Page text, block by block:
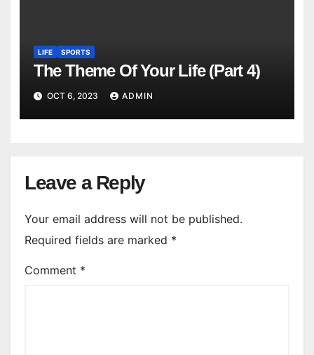
LIFE SPORTS
The Theme Of Your Life (Part 4)
OCT 6, 2023 ADMIN
Leave a Reply
Your email address will not be published.
Required fields are marked *
Comment *